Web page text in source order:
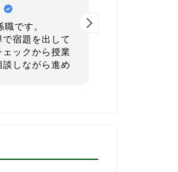
40代 会社経営者です。
本気で英語を学びたい方にと
てもおすすめの英会話スクー
ルです。